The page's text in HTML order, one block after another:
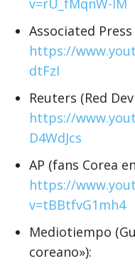
Associated
https://
dtFzI
Reuters (Red
https://
D4WdJcs
AP (fans Corea
https://
v=tBBtfvG1mh4
Mediotiempo
coreano»):